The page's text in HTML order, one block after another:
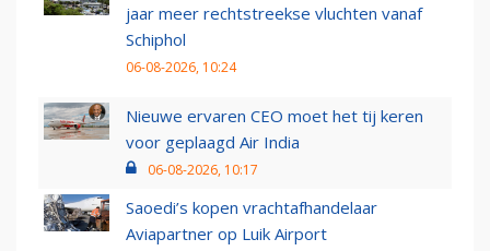
jaar meer rechtstreekse vluchten vanaf
Schiphol
06-08-2026, 10:24
Nieuwe ervaren CEO moet het tij keren
voor geplaagd Air India
06-08-2026, 10:17
Saoedi’s kopen vrachtafhandelaar
Aviapartner op Luik Airport